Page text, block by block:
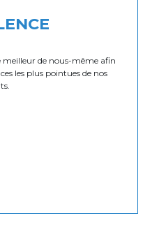
meilleur de nous-même afin
les plus pointues de nos